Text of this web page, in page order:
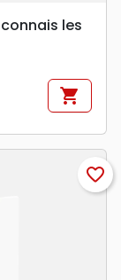
les
shopping_cart
favorite_border